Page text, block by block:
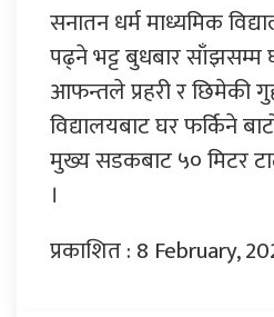
सनातन धर्म माध्यमिक
पढ्ने भट्ट बुधबार साँझसम्म
आफन्तले प्रहरी र छिमेकी
विद्यालयबाट घर फर्किने
मुख्य सडकबाट ५० मिटर
।
प्रकाशित : 8 February,